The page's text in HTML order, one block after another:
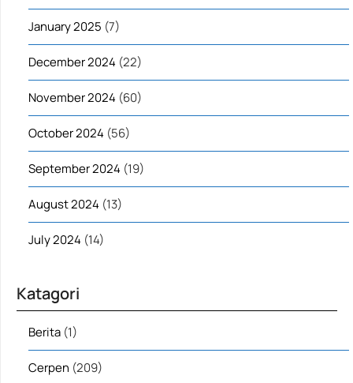
January 2025 (7)
December 2024 (22)
November 2024 (60)
October 2024 (56)
September 2024 (19)
August 2024 (13)
July 2024 (14)
Katagori
Berita (1)
Cerpen (209)